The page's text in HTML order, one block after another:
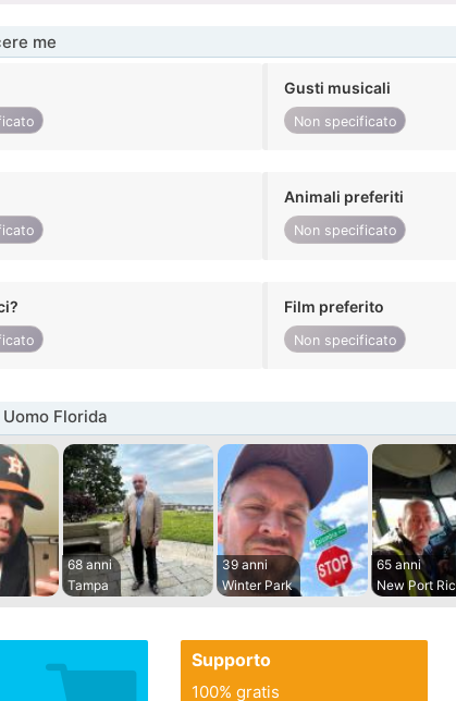
me
Gusti musicali
Non specificato
Animali preferiti
Non specificato
Film preferito
Non specificato
Florida
68 anni
Tampa
39 anni
Winter Park
65 anni
New Port
Supporto
100% gratis